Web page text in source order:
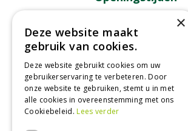
09:00 - 18:00
Dinsdag
Woensdag
Donderdag
09:00 - 18:00
Vrijdag
09:00 - 18:00
Zaterdag
09:00 - 17:00
Toon alle openingstijden
×
Deze website maakt
gebruik van cookies.
Deze website gebruikt cookies om uw
gebruikerservaring te verbeteren. Door
onze website te gebruiken, stemt u in met
alle cookies in overeenstemming met ons
Cookiebeleid.Lees verder